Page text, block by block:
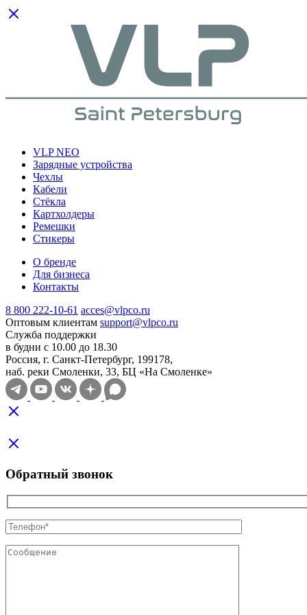
VLP NEO
Зарядные устройства
Чехлы
Кабели
Cтёкла
Картхолдеры
Ремешки
Стикеры
О бренде
Для бизнеса
Контакты
8 800 222-10-61 acces@vlpco.ru
Оптовым клиентам support@vlpco.ru
Служба поддержки
в будни с 10.00 до 18.30
Россия, г. Санкт-Петербург, 199178,
наб. реки Смоленки, 33, БЦ «На Смоленке»
Обратный звонок